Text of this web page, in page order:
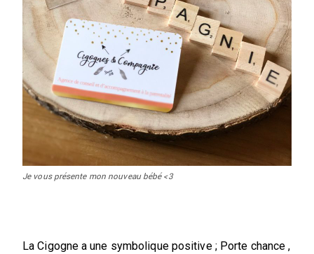
Je vous présente mon nouveau bébé <3
La Cigogne a une symbolique positive ; Porte chance ,